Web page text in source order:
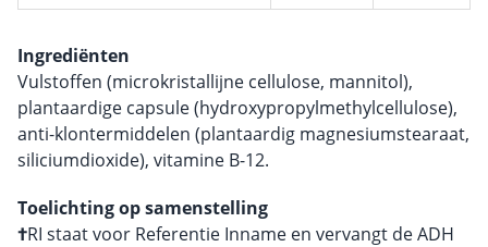
Ingrediënten
Vulstoffen (microkristallijne cellulose, mannitol),
plantaardige capsule (hydroxypropylmethylcellulose),
anti-klontermiddelen (plantaardig magnesiumstearaat,
siliciumdioxide), vitamine B-12.
Toelichting op samenstelling
†RI staat voor Referentie Inname en vervangt de ADH